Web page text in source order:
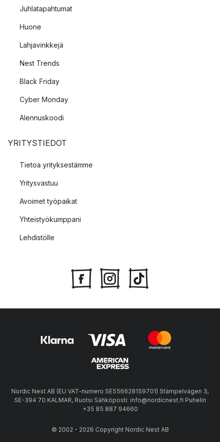
Juhlatapahtumat
Huone
Lahjavinkkejä
Nest Trends
Black Friday
Cyber Monday
Alennuskoodi
YRITYSTIEDOT
Tietoa yrityksestämme
Yritysvastuu
Avoimet työpaikat
Yhteistyökumppani
Lehdistölle
Nordic Nest AB (EU VAT-numero SE556628159701) Stämpelvägen 3,
SE-394 70 KALMAR, Ruotsi Sähköposti: info@nordicnest.fi Puhelin
+35 85 887 94660
© 2002 - 2026 Copyright Nordic Nest AB